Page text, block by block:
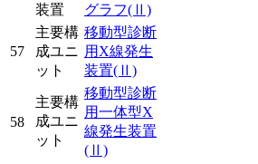
装置
グラフ(Ⅱ)
57
主要構
成ユニ
ット
移動型診断
用X線発生
装置(Ⅱ)
58
主要構
成ユニ
ット
移動型診断
用一体型X
線発生装置
(Ⅱ)